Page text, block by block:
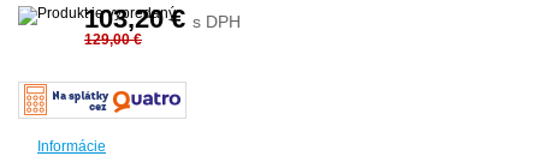
103,20€ s DPH
129,00 €
Informácie